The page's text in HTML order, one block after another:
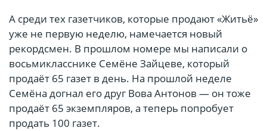
А среди тех газетчиков, которые продают «Житьё»
уже не первую неделю, намечается новый
рекордсмен. В прошлом номере мы написали о
восьмикласснике Семёне Зайцеве, который
продаёт 65 газет в день. На прошлой неделе
Семёна догнал его друг Вова Антонов — он тоже
продаёт 65 экземпляров, а теперь попробует
продать 100 газет.